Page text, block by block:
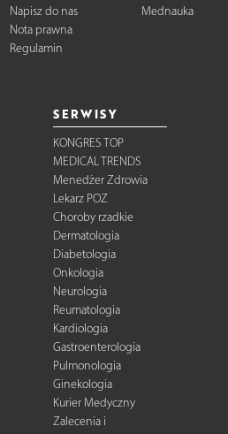
Napisz do nas
Nota prawna
Regulamin
Mednauka
SERWISY
KONGRES TOP
MEDICAL TRENDS
Menedżer Zdrowia
Lekarz POZ
Choroby rzadkie
Dermatologia
Diabetologia
Onkologia
Neurologia
Reumatologia
Kardiologia
Gastroenterologia
Pulmonologia
Ginekologia
Kurier Medyczny
Zalecenia i